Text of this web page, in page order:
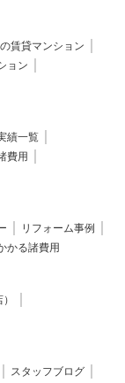
賃貸マンション
ョン
績一覧
費用
リフォーム事例
かる諸費用
スタッフブログ